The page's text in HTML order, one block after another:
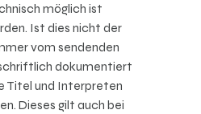
möglich ist
Ist dies nicht der
vom sendenden
dokumentiert
Titel und Interpreten
Dieses gilt auch bei